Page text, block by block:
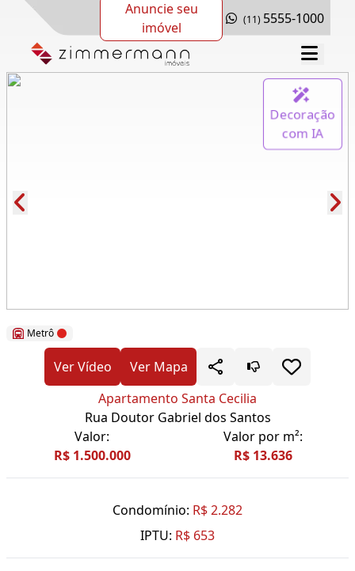
Anuncie seu
imóvel
(11) 5555-1000
Decoração
com IA
Metrô
Ver Vídeo
Ver Mapa
Apartamento Santa Cecilia
Rua Doutor Gabriel dos Santos
Valor:
R$ 1.500.000
Valor por m²:
R$ 13.636
Condomínio: R$ 2.282
IPTU: R$ 653